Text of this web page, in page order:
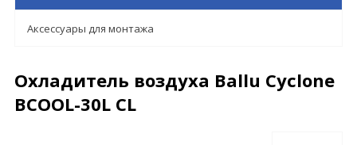
Аксессуары для монтажа
Охладитель воздуха Ballu Cyclone
BCOOL-30L CL